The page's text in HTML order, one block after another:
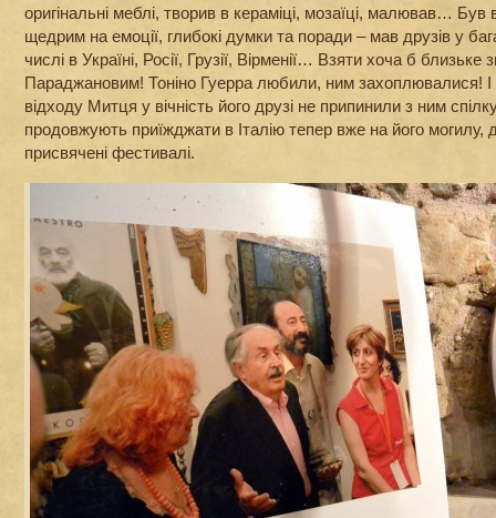
оригінальні меблі, творив в кераміці, мозаїці, малював… Був
щедрим на емоції, глибокі думки та поради – мав друзів у
числі в Україні, Росії, Грузії, Вірменії… Взяти хоча б близьке
Параджановим! Тоніно Гуерра любили, ним захоплювалися! І
відходу Митця у вічність його друзі не припинили з ним
продовжують приїжджати в Італію тепер вже на його
присвячені фестивалі.